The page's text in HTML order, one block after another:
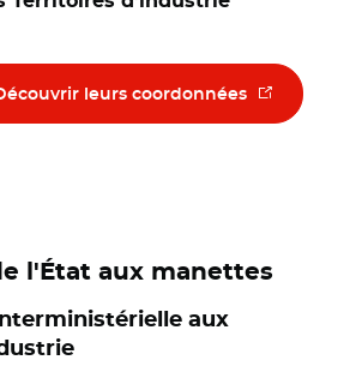
leurs coordonnées (nouvelle
l'État aux manettes
aux